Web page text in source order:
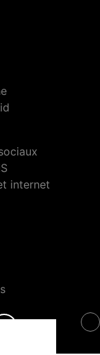
internet